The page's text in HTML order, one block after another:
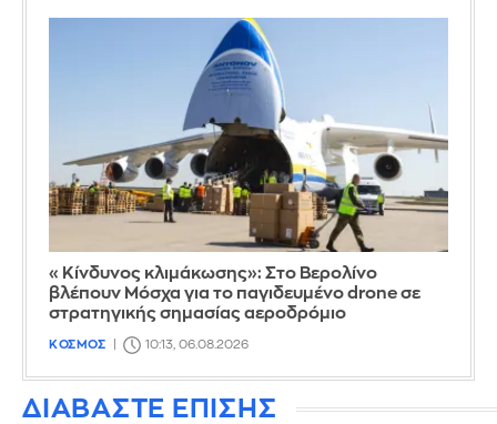
«Κίνδυνος κλιμάκωσης»: Στο Βερολίνο
βλέπουν Μόσχα για το παγιδευμένο drone σε
στρατηγικής σημασίας αεροδρόμιο
ΚΟΣΜΟΣ 10:13, 06.08.2026
ΔΙΑΒΑΣΤΕ ΕΠΙΣΗΣ